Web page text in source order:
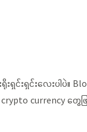
င်းရှင်းလေးပါပဲ။
currency တွေ